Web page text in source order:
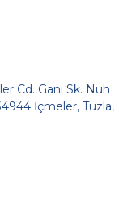
Cd. Gani Sk. Nuh
İçmeler, Tuzla,